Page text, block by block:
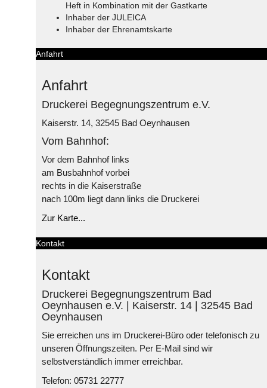
Heft in Kombination mit der Gastkarte
Inhaber der JULEICA
Inhaber der Ehrenamtskarte
Anfahrt
Anfahrt
Druckerei Begegnungszentrum e.V.
Kaiserstr. 14, 32545 Bad Oeynhausen
Vom Bahnhof:
Vor dem Bahnhof links
am Busbahnhof vorbei
rechts in die Kaiserstraße
nach 100m liegt dann links die Druckerei
Zur Karte...
Kontakt
Kontakt
Druckerei Begegnungszentrum Bad
Oeynhausen e.V. | Kaiserstr. 14 | 32545 Bad
Oeynhausen
Sie erreichen uns im Druckerei-Büro oder telefonisch zu
unseren Öffnungszeiten. Per E-Mail sind wir
selbstverständlich immer erreichbar.
Telefon: 05731 22777